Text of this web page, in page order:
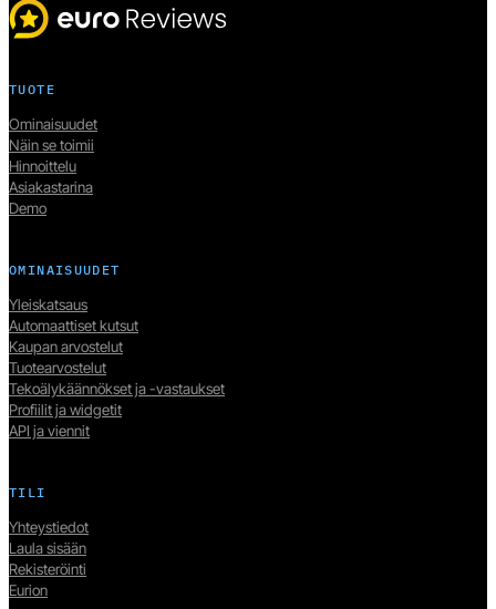
TUOTE
Ominaisuudet
Näin se toimii
Hinnoittelu
Asiakastarina
Demo
OMINAISUUDET
Yleiskatsaus
Automaattiset kutsut
Kaupan arvostelut
Tuotearvostelut
Tekoälykäännökset ja -vastaukset
Profiilit ja widgetit
API ja viennit
TILI
Yhteystiedot
Laula sisään
Rekisteröinti
Eurion